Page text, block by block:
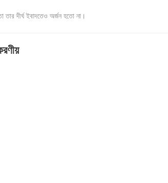
তার দীর্ঘ ইবাদতেও অর্জন হতো না।